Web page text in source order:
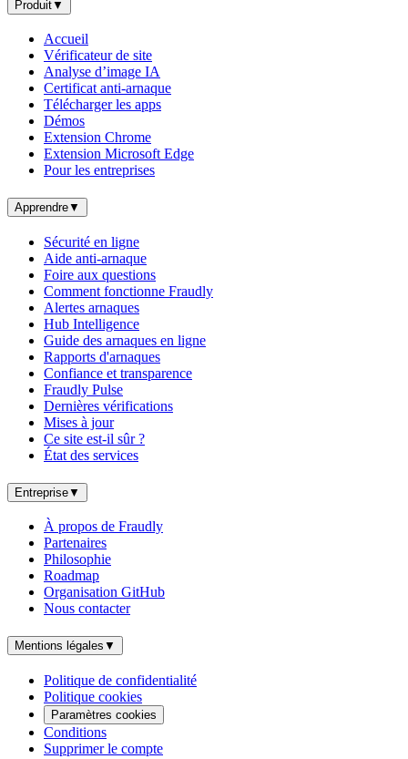
Produit▼
Accueil
Vérificateur de site
Analyse d’image IA
Certificat anti-arnaque
Télécharger les apps
Démos
Extension Chrome
Extension Microsoft Edge
Pour les entreprises
Apprendre▼
Sécurité en ligne
Aide anti-arnaque
Foire aux questions
Comment fonctionne Fraudly
Alertes arnaques
Hub Intelligence
Guide des arnaques en ligne
Rapports d'arnaques
Confiance et transparence
Fraudly Pulse
Dernières vérifications
Mises à jour
Ce site est-il sûr ?
État des services
Entreprise▼
À propos de Fraudly
Partenaires
Philosophie
Roadmap
Organisation GitHub
Nous contacter
Mentions légales ▼
Politique de confidentialité
Politique cookies
Paramètres cookies
Conditions
Supprimer le compte